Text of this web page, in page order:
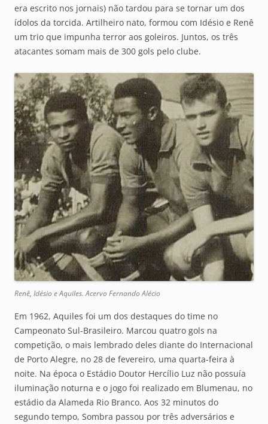
era escrito nos jornais) não tardou para se tornar um dos
ídolos da torcida. Artilheiro nato, formou com Idésio e Renê
um trio que impunha terror aos goleiros. Juntos, os três
atacantes somam mais de 300 gols pelo clube.
Renê, Idésio e Aquiles. Acervo Fernando Alécio
Em 1962, Aquiles foi um dos destaques do time no
Campeonato Sul-Brasileiro. Marcou quatro gols na
competição, o mais lembrado deles diante do Internacional
de Porto Alegre, no 28 de fevereiro, uma quarta-feira à
noite. Na época o Estádio Doutor Hercílio Luz não possuía
iluminação noturna e o jogo foi realizado em Blumenau, no
estádio da Alameda Rio Branco. Aos 32 minutos do
segundo tempo, Sombra passou por três adversários e